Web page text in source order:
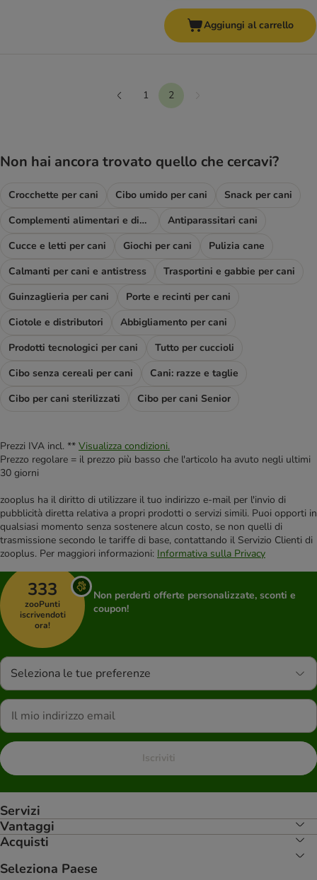
Aggiungi al carrello
Precedente
1 2 Continua
Non hai ancora trovato quello che cercavi?
Crocchette per cani Cibo umido per cani
Snack per cani
Complementi alimentari e diete
Antiparassitari cani
Cucce e letti per cani
Giochi per cani
Pulizia cane
Calmanti per cani e antistress
Trasportini e gabbie per cani
Guinzaglieria per cani
Porte e recinti per cani
Ciotole e distributori
Abbigliamento per cani
Prodotti tecnologici per cani
Tutto per cuccioli
Cibo senza cereali per cani
Cani: razze e taglie
Cibo per cani sterilizzati
Cibo per cani Senior
Prezzi IVA incl. ** Visualizza condizioni.
Prezzo regolare = il prezzo più basso che l'articolo ha avuto negli ultimi
30 giorni
zooplus ha il diritto di utilizzare il tuo indirizzo e-mail per l'invio di
pubblicità diretta relativa a propri prodotti o servizi simili. Puoi opporti in
qualsiasi momento senza sostenere alcun costo, se non quelli di
trasmissione secondo le tariffe di base, contattando il Servizio Clienti di
zooplus. Per maggiori informazioni: Informativa sulla Privacy
333
zooPunti
iscrivendoti
ora!
Non perderti offerte personalizzate, sconti e
coupon!
Seleziona le tue preferenze
Iscriviti
Servizi
Vantaggi
Acquisti
Seleziona Paese